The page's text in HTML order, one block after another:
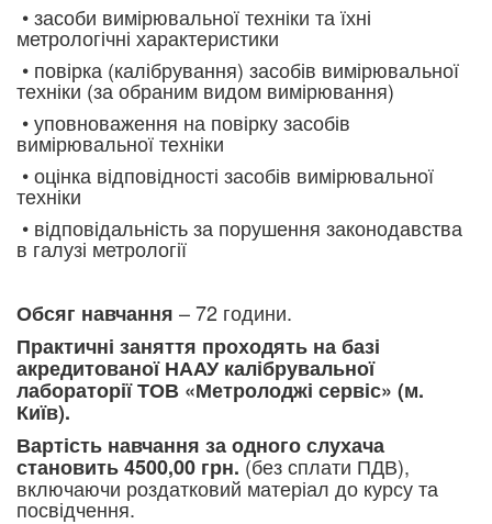
• засоби вимірювальної техніки та їхні
метрологічні характеристики
• повірка (калібрування) засобів вимірювальної
техніки (за обраним видом вимірювання)
• уповноваження на повірку засобів
вимірювальної техніки
• оцінка відповідності засобів вимірювальної
техніки
• відповідальність за порушення законодавства
в галузі метрології
Обсяг навчання – 72 години.
Практичні заняття проходять на базі
акредитованої НААУ калібрувальної
лабораторії ТОВ «Метролоджі сервіс» (м.
Київ).
Вартість навчання за одного слухача
становить 4500,00 грн.(без сплати ПДВ),
включаючи роздатковий матеріал до курсу та
посвідчення.